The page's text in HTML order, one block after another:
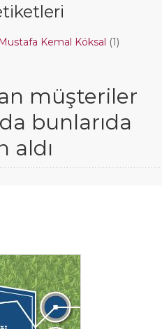
Mustafa Kemal Köksal (1)
müşteriler
bunlarıda
aldı